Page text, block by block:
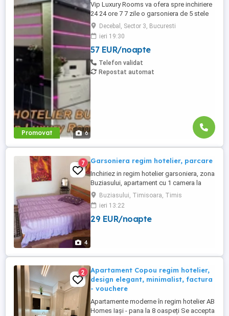
Promovat 6
Vip Luxury Rooms va ofera spre inchiriere
24 24 ore 7 7 zile o garsoniera de 5 stele
Luxoase cu un desing unic si deosebit in
Sector 3 Bucuresti . Garsoniera se alfa in
Complex Rezidential Nou . Monitorizare
Video in Complex ( de la Politia Locala
Sector 3 ) Aceasta garsoniera are
suprafata de 35mp ...
Decebal, Sector 3, Bucuresti
ieri 19:30
57 EUR/noapte
Telefon validat
Repostat automat
4
7 Garsoniera regim hotelier, parcare
Inchiriez in regim hotelier garsoniera, zona
Buziasului, apartament cu 1 camera la
etajul 1 Dispune de pat matrimonial +1
fotoliu pat, masina de spalat, baie cu dus.
Parcare in fata imobilului, internet wifi, Tv.
Pret de la 150 lei noapte min.2 nopti (1-2
Buziasului, Timisoara, Timis
ieri 13:22
29 EUR/noapte
2
Apartament Copou regim hotelier,
design elegant, minimalist, factura
- vouchere
Apartamente moderne în regim hotelier AB
Homes Iași - pana la 8 oaspeți Se accepta